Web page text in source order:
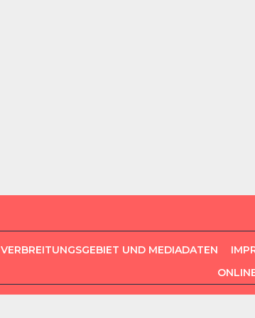
VERBREITUNGSGEBIET UND MEDIADATEN